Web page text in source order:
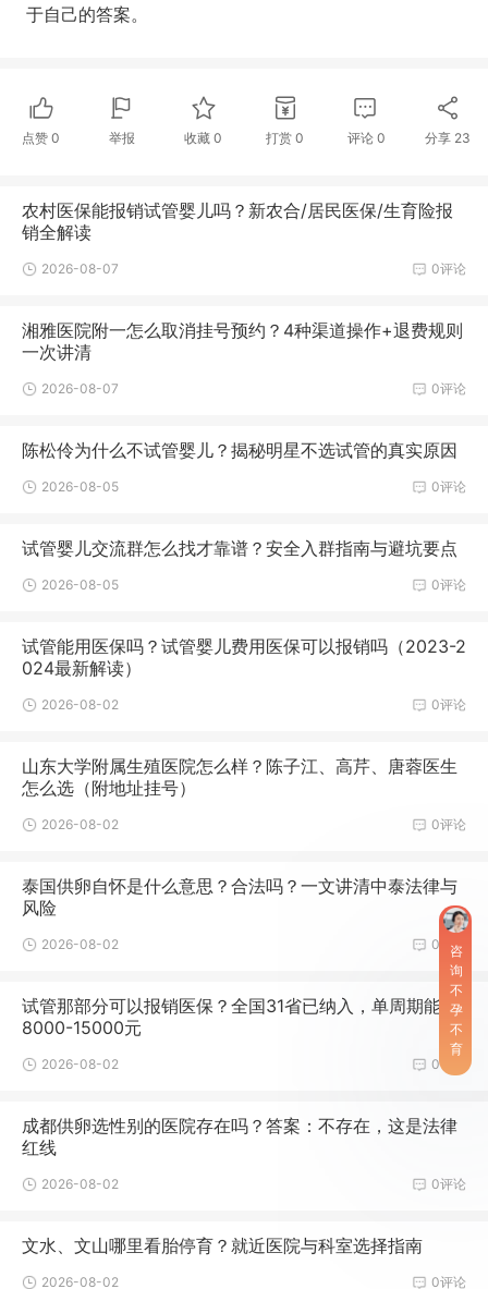
于自己的答案。
点赞 0 举报 收藏0 打赏 0 评论 0 分享 23
农村医保能报销试管婴儿吗？新农合/居民医保/生育险报
销全解读
0评论
2026-08-07
湘雅医院附一怎么取消挂号预约？4种渠道操作+退费规则
一次讲清
0评论
2026-08-07
陈松伶为什么不试管婴儿？揭秘明星不选试管的真实原因
0评论
2026-08-05
试管婴儿交流群怎么找才靠谱？安全入群指南与避坑要点
0评论
2026-08-05
试管能用医保吗？试管婴儿费用医保可以报销吗（2023-2
024最新解读）
0评论
2026-08-02
山东大学附属生殖医院怎么样？陈子江、高芹、唐蓉医生
怎么选（附地址挂号）
0评论
2026-08-02
泰国供卵自怀是什么意思？合法吗？一文讲清中泰法律与
风险
0评论
2026-08-02
试管那部分可以报销医保？全国31省已纳入，单周期能报
8000-15000元
0评论
2026-08-02
成都供卵选性别的医院存在吗？答案：不存在，这是法律
红线
0评论
2026-08-02
文水、文山哪里看胎停育？就近医院与科室选择指南
0评论
2026-08-02
咨
询
不
孕
不
育